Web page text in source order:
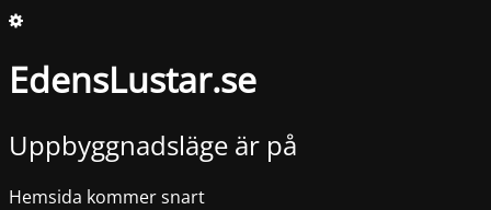
EdensLustar.se
Uppbyggnadsläge är på
Hemsida kommer snart